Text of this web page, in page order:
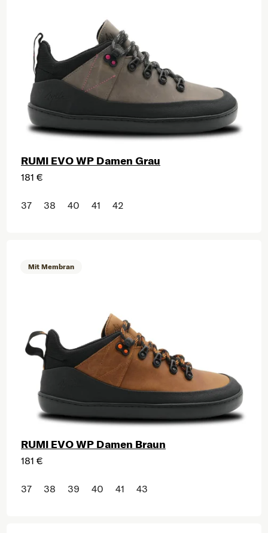
RUMI EVO WP Damen Grau
181 €
37 38 40 41 42
Mit Membran
RUMI EVO WP Damen Braun
181 €
37 38 39 40 41 43